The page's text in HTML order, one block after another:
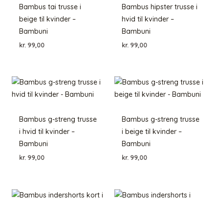
Bambus tai trusse i
beige til kvinder –
Bambuni
kr. 99,00
Bambus hipster trusse i
hvid til kvinder –
Bambuni
kr. 99,00
Bambus g-streng trusse
i hvid til kvinder –
Bambuni
kr. 99,00
Bambus g-streng trusse
i beige til kvinder –
Bambuni
kr. 99,00